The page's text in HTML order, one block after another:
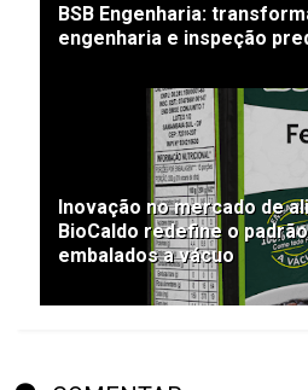
BSB Engenharia:
engenharia e inspeção
Inovação no mercado de
BioCaldo redefine o
embalados a vácuo